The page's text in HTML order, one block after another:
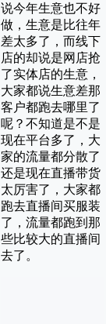
说今年生意也不好
做，生意是比往年
差太多了，而线下
店的却说是网店抢
了实体店的生意，
大家都说生意差那
客户都跑去哪里了
呢？不知道是不是
现在平台多了，大
家的流量都分散了
还是现在直播带货
太厉害了，大家都
跑去直播间买服装
了，流量都跑到那
些比较大的直播间
去了。